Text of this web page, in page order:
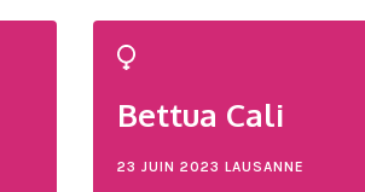
Bettua Cali
23 JUIN 2023 LAUSANNE